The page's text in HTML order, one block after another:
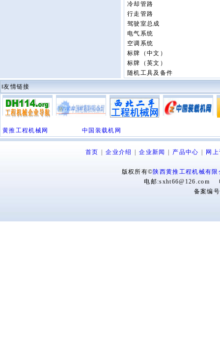
冷却管路
行走管路
驾驶室总成
电气系统
空调系统
标牌（中文）
标牌（英文）
随机工具及备件
‖友情链接
黄推工程机械网 中国装载机网
首页 |企业介绍 |企业新闻 产品中心 网
版权所有©陕西黄推工程机械有限
电邮:sxht66@126.com
备案编